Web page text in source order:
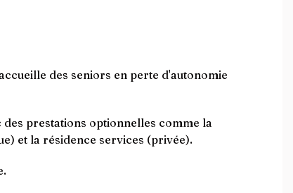
des seniors en perte d'autonomie
prestations optionnelles comme la
et la résidence services (privée).